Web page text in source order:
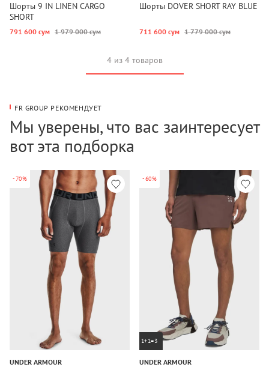
Шорты 9 IN LINEN CARGO
SHORT
791 600 сум 1 979 000 сум
Шорты DOVER SHORT RAY BLUE
711 600 сум 1 779 000 сум
4 из 4 товаров
FR GROUP РЕКОМЕНДУЕТ
Мы уверены, что вас заинтересует
вот эта подборка
-70%
UNDER ARMOUR
-60%
1+1=3
UNDER ARMOUR